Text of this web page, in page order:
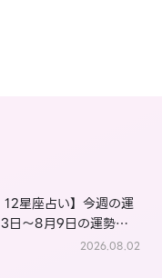
12星座占い】今週の運
日～8月9日の運勢
2026.08.02